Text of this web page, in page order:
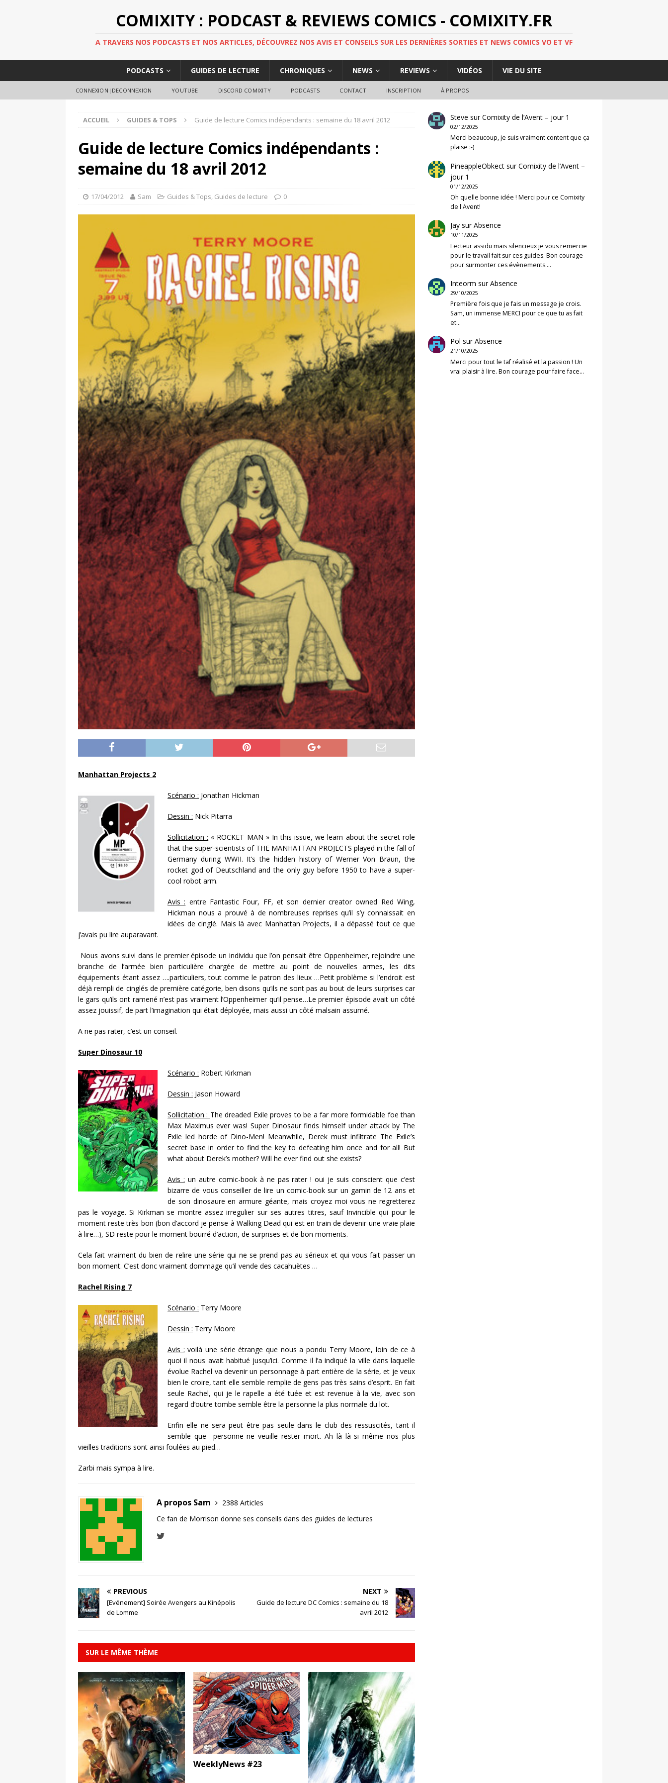
COMIXITY : PODCAST & REVIEWS COMICS - COMIXITY.FR
A TRAVERS NOS PODCASTS ET NOS ARTICLES, DÉCOUVREZ NOS AVIS ET CONSEILS SUR LES DERNIÈRES SORTIES ET NEWS COMICS VO ET VF
PODCASTS GUIDES DE LECTURE CHRONIQUES NEWS REVIEWS VIDÉOS VIE DU SITE
CONNEXION|DECONNEXION YOUTUBE DISCORD COMIXITY PODCASTS CONTACT INSCRIPTION À PROPOS
ACCUEIL GUIDES & TOPS Guide de lecture Comics indépendants : semaine du 18 avril 2012
Guide de lecture Comics indépendants :
semaine du 18 avril 2012
17/04/2012 Sam Guides & Tops, Guides de lecture 0
Manhattan Projects 2
Scénario : Jonathan Hickman
Dessin : Nick Pitarra
Sollicitation : « ROCKET MAN » In this issue, we learn about the secret role
that the super-scientists of THE MANHATTAN PROJECTS played in the fall of
Germany during WWII. It’s the hidden history of Werner Von Braun, the
rocket god of Deutschland and the only guy before 1950 to have a super-
cool robot arm.
Avis : entre Fantastic Four, FF, et son dernier creator owned Red Wing,
Hickman nous a prouvé à de nombreuses reprises qu’il s’y connaissait en
idées de cinglé. Mais là avec Manhattan Projects, il a dépassé tout ce que
j’avais pu lire auparavant.
Nous avons suivi dans le premier épisode un individu que l’on pensait être Oppenheimer, rejoindre une
branche de l’armée bien particulière chargée de mettre au point de nouvelles armes, les dits
équipements étant assez ….particuliers, tout comme le patron des lieux …Petit problème si l’endroit est
déjà rempli de cinglés de première catégorie, ben disons qu’ils ne sont pas au bout de leurs surprises car
le gars qu’ils ont ramené n’est pas vraiment l’Oppenheimer qu’il pense…Le premier épisode avait un côté
assez jouissif, de part l’imagination qui était déployée, mais aussi un côté malsain assumé.
A ne pas rater, c’est un conseil.
Super Dinosaur 10
Scénario : Robert Kirkman
Dessin : Jason Howard
Sollicitation : The dreaded Exile proves to be a far more formidable foe than
Max Maximus ever was! Super Dinosaur finds himself under attack by The
Exile led horde of Dino-Men! Meanwhile, Derek must infiltrate The Exile’s
secret base in order to find the key to defeating him once and for all! But
what about Derek’s mother? Will he ever find out she exists?
Avis : un autre comic-book à ne pas rater ! oui je suis conscient que c’est
bizarre de vous conseiller de lire un comic-book sur un gamin de 12 ans et
de son dinosaure en armure géante, mais croyez moi vous ne regretterez
pas le voyage. Si Kirkman se montre assez irregulier sur ses autres titres, sauf Invincible qui pour le
moment reste très bon (bon d’accord je pense à Walking Dead qui est en train de devenir une vraie plaie
à lire…), SD reste pour le moment bourré d’action, de surprises et de bon moments.
Cela fait vraiment du bien de relire une série qui ne se prend pas au sérieux et qui vous fait passer un
bon moment. C’est donc vraiment dommage qu’il vende des cacahuètes …
Rachel Rising 7
Scénario : Terry Moore
Dessin : Terry Moore
Avis : voilà une série étrange que nous a pondu Terry Moore, loin de ce à
quoi il nous avait habitué jusqu’ici. Comme il l’a indiqué la ville dans laquelle
évolue Rachel va devenir un personnage à part entière de la série, et je veux
bien le croire, tant elle semble remplie de gens pas très sains d’esprit. En fait
seule Rachel, qui je le rapelle a été tuée et est revenue à la vie, avec son
regard d’outre tombe semble être la personne la plus normale du lot.
Enfin elle ne sera peut être pas seule dans le club des ressuscités, tant il
semble que personne ne veuille rester mort. Ah là là si même nos plus
vieilles traditions sont ainsi foulées au pied…
Zarbi mais sympa à lire.
A propos Sam
2388 Articles
Ce fan de Morrison donne ses conseils dans des guides de lectures
PREVIOUS
[Evénement] Soirée Avengers au Kinépolis
de Lomme
NEXT
Guide de lecture DC Comics : semaine du 18
avril 2012
SUR LE MÊME THÈME
WeeklyNews #23
Steve surComixity de l’Avent – jour 1
02/12/2025
Merci beaucoup, je suis vraiment content que ça
plaise :-)
PineappleObkect surComixity de l’Avent –
jour 1
01/12/2025
Oh quelle bonne idée ! Merci pour ce Comixity
de l'Avent!
Jay surAbsence
10/11/2025
Lecteur assidu mais silencieux je vous remercie
pour le travail fait sur ces guides. Bon courage
pour surmonter ces évènements.…
Inteorm surAbsence
29/10/2025
Première fois que je fais un message je crois.
Sam, un immense MERCI pour ce que tu as fait
et…
Pol surAbsence
21/10/2025
Merci pour tout le taf réalisé et la passion ! Un
vrai plaisir à lire. Bon courage pour faire face…